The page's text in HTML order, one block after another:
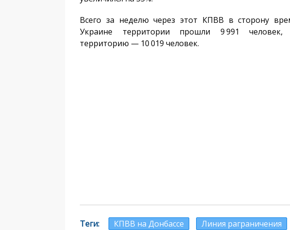
Всего за неделю через этот КПВВ в сторону
Украине территории прошли 9 991
территорию — 10 019 человек.
Теги КПВВ на Донбассе Линия раграничения